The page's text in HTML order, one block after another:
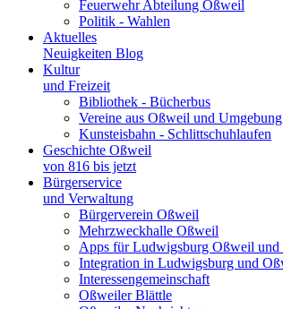
Feuerwehr Abteilung Oßweil
Politik - Wahlen
Aktuelles
Neuigkeiten Blog
Kultur
und Freizeit
Bibliothek - Bücherbus
Vereine aus Oßweil und Umgebung
Kunsteisbahn - Schlittschuhlaufen
Geschichte Oßweil
von 816 bis jetzt
Bürgerservice
und Verwaltung
Bürgerverein Oßweil
Mehrzweckhalle Oßweil
Apps für Ludwigsburg Oßweil und
Integration in Ludwigsburg und
Interessengemeinschaft
Oßweiler Blättle